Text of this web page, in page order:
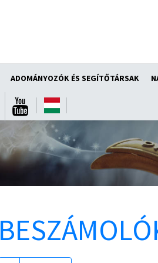
ADOMÁNYOZÓK ÉS SEGÍTŐTÁRSAK